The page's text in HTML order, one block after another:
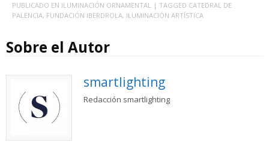
PUBLICADO EN ILUMINACIÓN ORNAMENTAL | TAGGED CATEDRAL DE
PALENCIA, FUNDACIÓN IBERDROLA, ILUMINACIÓN ARTÍSTICA
Sobre el Autor
smartlighting
Redacción smartlighting